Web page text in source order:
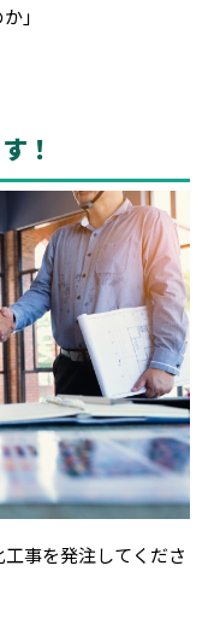
」
！
事を発注してくださ